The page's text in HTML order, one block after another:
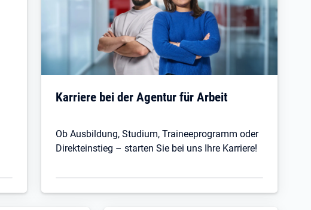
Karriere bei der Agentur für Arbeit
Ob Ausbildung, Studium, Traineeprogramm oder
Direkteinstieg – starten Sie bei uns Ihre Karriere!